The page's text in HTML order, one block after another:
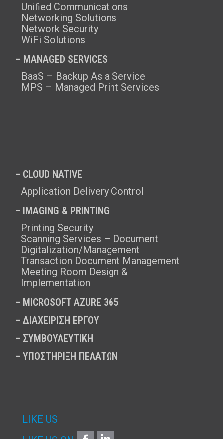
Uniﬁed Communications
Networking Solutions
Network Security
WiFi Solutions
– MANAGED SERVICES
BaaS – Backup As a Service
MPS – Managed Print Services
– CLOUD NATIVE
Application Delivery Control
– IMAGING & PRINTING
Printing Security
Scanning Services – Document
Digitalization/Management
Transaction Document Management
Meeting Room Design &
Implementation
– MICROSOFT AZURE 365
– ΔΙΑΧΕΙΡΙΣΗ ΕΡΓΟΥ
– ΣΥΜΒΟΥΛΕΥΤΙΚΗ
– ΥΠΟΣΤΗΡΙΞΗ ΠΕΛΑΤΩΝ
LIKE US